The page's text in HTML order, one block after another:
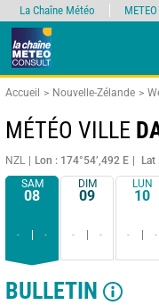
Accueil Nouvelle-Zélande
MÉTÉO VILLE
NZL Lon : 174°54’,492 E Lat
SAM
08
- -
DIM
09
- -
LUN
10
- -
BULLETIN
La Chaîne Météo